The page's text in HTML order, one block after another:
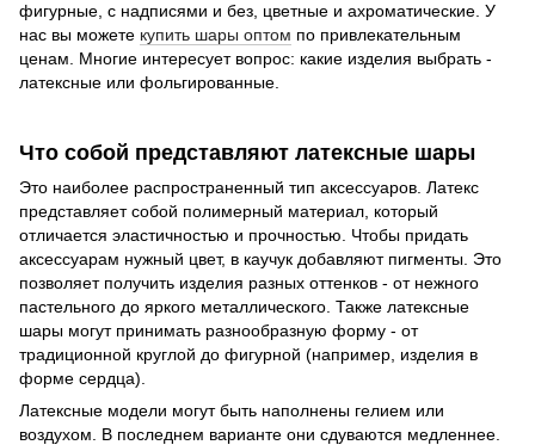
фигурные, с надписями и без, цветные и ахроматические. У
нас вы можете купить шары оптом по привлекательным
ценам. Многие интересует вопрос: какие изделия выбрать -
латексные или фольгированные.
Что собой представляют латексные шары
Это наиболее распространенный тип аксессуаров. Латекс
представляет собой полимерный материал, который
отличается эластичностью и прочностью. Чтобы придать
аксессуарам нужный цвет, в каучук добавляют пигменты. Это
позволяет получить изделия разных оттенков - от нежного
пастельного до яркого металлического. Также латексные
шары могут принимать разнообразную форму - от
традиционной круглой до фигурной (например, изделия в
форме сердца).
Латексные модели могут быть наполнены гелием или
воздухом. В последнем варианте они сдуваются медленнее.